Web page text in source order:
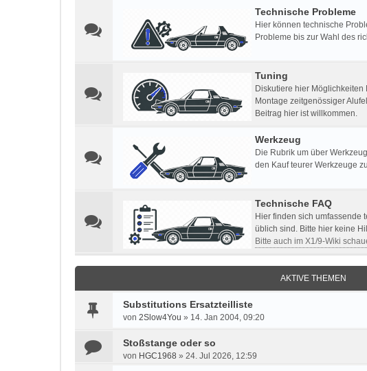
Technische Probleme
Hier können technische
Probleme bis zur Wahl des
Tuning
Diskutiere hier
Montage zeitgenössiger
Beitrag hier ist willkommen.
Werkzeug
Die Rubrik um über
den Kauf teurer Werkzeuge
Technische FAQ
Hier finden sich umfassende
üblich sind. Bitte hier keine
Bitte auch im X1/9-Wiki
AKTIVE THEMEN
Substitutions Ersatzteilliste
von 2Slow4You » 14. Jan 2004, 09:20
Stoßstange oder so
von HGC1968 » 24. Jul 2026, 12:59